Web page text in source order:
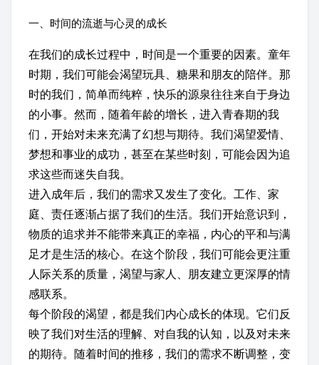
一、时间的流逝与心灵的成长
在我们的成长过程中，时间是一个重要的因素。童年
时期，我们可能会渴望玩具、糖果和朋友的陪伴。那
时的我们，简单而纯粹，快乐的源泉往往来自于身边
的小事。然而，随着年龄的增长，进入青春期的我
们，开始对未来充满了幻想与期待。我们渴望爱情、
梦想和事业的成功，甚至在某些时刻，可能会因为追
求这些而迷失自我。
进入成年后，我们的需求又发生了变化。工作、家
庭、责任逐渐占据了我们的生活。我们开始意识到，
物质的追求并不能带来真正的幸福，内心的平和与满
足才是生活的核心。在这个阶段，我们可能会更注重
人际关系的质量，渴望与家人、朋友建立更深厚的情
感联系。
每个阶段的渴望，都是我们内心成长的体现。它们反
映了我们对生活的理解、对自我的认知，以及对未来
的期待。随着时间的推移，我们的需求不断调整，变